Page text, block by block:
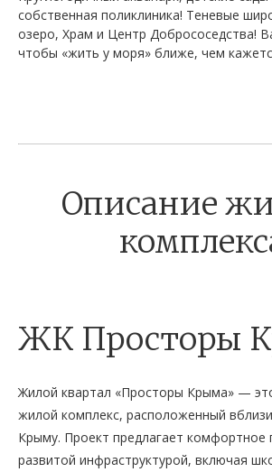
собственная поликлиника! Теневые
озеро, Храм и Центр Добрососедства!
чтобы «жить у моря» ближе, чем
Описание
ЖК Просторы
Жилой квартал «Просторы Крыма» —
жилой комплекс, расположенный
Крыму. Проект предлагает комфортное
развитой инфраструктурой, включая